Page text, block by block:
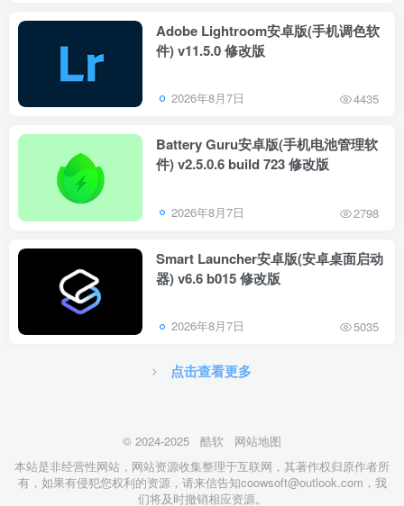
Adobe Lightroom安卓版(手机调色软
件) v11.5.0 修改版
2026年8月7日 4435
Battery Guru安卓版(手机电池管理软
件) v2.5.0.6 build 723 修改版
2026年8月7日 2798
Smart Launcher安卓版(安卓桌面启动
器) v6.6 b015 修改版
2026年8月7日 5035
点击查看更多
© 2024-2025 酷软
网站地图
本站是非经营性网站，网站资源收集整理于互联网，其著作权归原作者所
有，如果有侵犯您权利的资源，请来信告知coowsoft@outlook.com，我
们将及时撤销相应资源。